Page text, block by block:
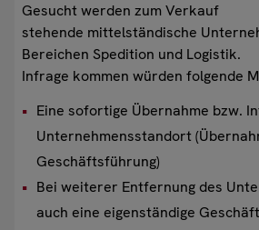
Gesucht werden zum Verkauf
stehende mittelständische
Bereichen Spedition und Logistik.
Infrage kommen würden folgende
Eine sofortige Übernahme bzw.
Unternehmensstandort
Geschäftsführung)
Bei weiterer Entfernung des
auch eine eigenständige